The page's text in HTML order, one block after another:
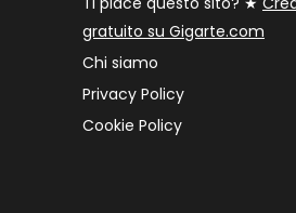
gratuito su Gigarte.com
Chi siamo
Privacy Policy
Cookie Policy